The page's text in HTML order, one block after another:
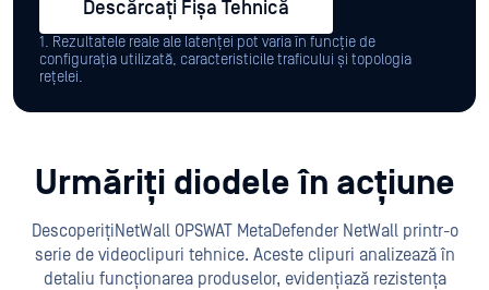
Descărcați Fișa Tehnică
1. Rezultatele reale ale latenței pot varia în funcție de
configurația utilizată, caracteristicile traficului și topologia
rețelei.
Urmăriți diodele în acțiune
DescoperițiNetWall OPSWAT MetaDefender NetWall printr-o
serie de videoclipuri tehnice. Aceste clipuri analizează în
detaliu funcționarea produselor, evidențiază rezistența